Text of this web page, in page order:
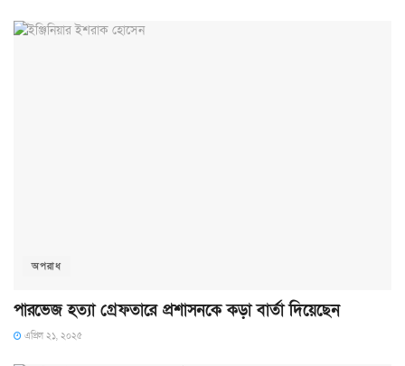
অপরাধ
পারভেজ হত্যা গ্রেফতারে প্রশাসনকে কড়া বার্তা দিয়েছেন
এপ্রিল ২১, ২০২৫